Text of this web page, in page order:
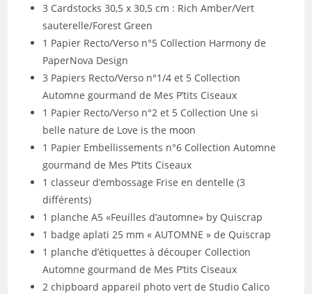
3 Cardstocks 30,5 x 30,5 cm : Rich Amber/Vert
sauterelle/Forest Green
1 Papier Recto/Verso n°5 Collection Harmony de
PaperNova Design
3 Papiers Recto/Verso n°1/4 et 5 Collection
Automne gourmand de Mes P’tits Ciseaux
1 Papier Recto/Verso n°2 et 5 Collection Une si
belle nature de Love is the moon
1 Papier Embellissements n°6 Collection Automne
gourmand de Mes P’tits Ciseaux
1 classeur d’embossage Frise en dentelle (3
différents)
1 planche A5 «Feuilles d’automne» by Quiscrap
1 badge aplati 25 mm « AUTOMNE » de Quiscrap
1 planche d’étiquettes à découper Collection
Automne gourmand de Mes P’tits Ciseaux
2 chipboard appareil photo vert de Studio Calico